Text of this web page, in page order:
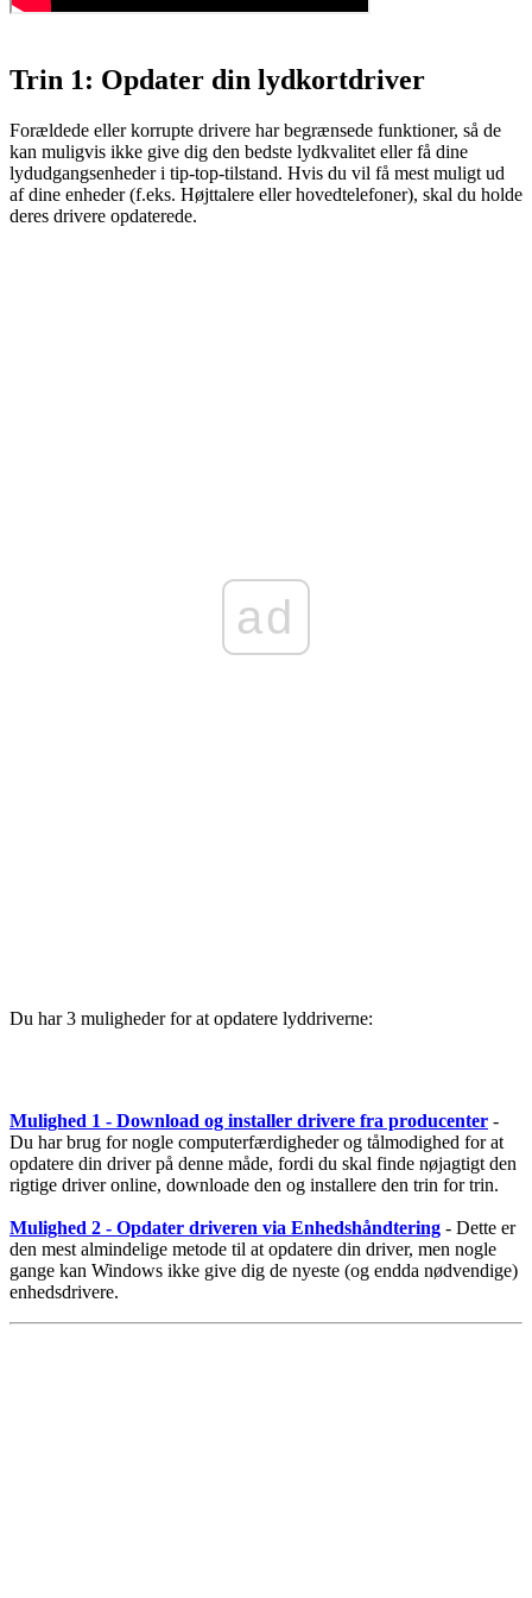
Trin 1: Opdater din lydkortdriver
Forældede eller korrupte drivere har begrænsede funktioner, så de
kan muligvis ikke give dig den bedste lydkvalitet eller få dine
lydudgangsenheder i tip-top-tilstand. Hvis du vil få mest muligt ud
af dine enheder (f.eks. Højttalere eller hovedtelefoner), skal du holde
deres drivere opdaterede.
ad
Du har 3 muligheder for at opdatere lyddriverne:
Mulighed 1 - Download og installer drivere fra producenter -
Du har brug for nogle computerfærdigheder og tålmodighed for at
opdatere din driver på denne måde, fordi du skal finde nøjagtigt den
rigtige driver online, downloade den og installere den trin for trin.
Mulighed 2 - Opdater driveren via Enhedshåndtering - Dette er
den mest almindelige metode til at opdatere din driver, men nogle
gange kan Windows ikke give dig de nyeste (og endda nødvendige)
enhedsdrivere.